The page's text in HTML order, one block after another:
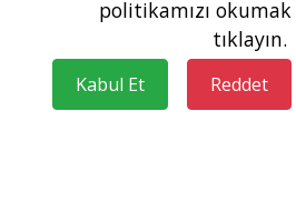
politikamızı
tıklayın.
Kabul Et Reddet